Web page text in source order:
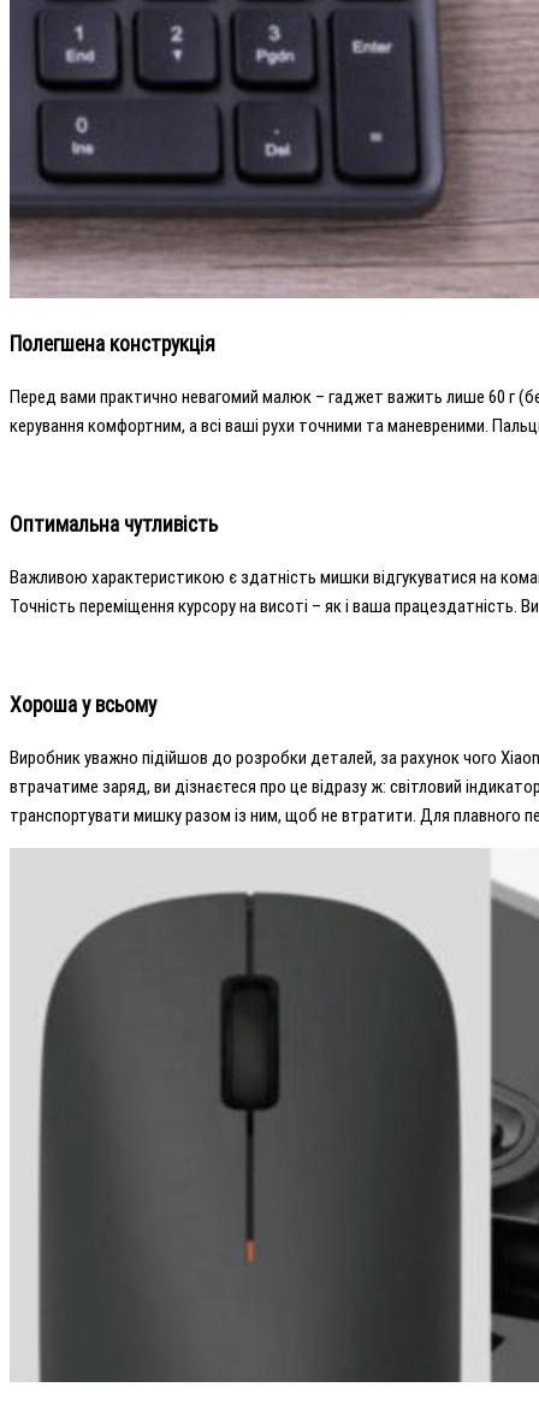
Полегшена конструкція
Перед вами практично невагомий малюк – гаджет важить лише 60 г
керування комфортним, а всі ваші рухи точними та маневреними.
Оптимальна чутливість
Важливою характеристикою є здатність мишки відгукуватися на
Точність переміщення курсору на висоті – як і ваша працездатність.
Хороша у всьому
Виробник уважно підійшов до розробки деталей, за рахунок чого
втрачатиме заряд, ви дізнаєтеся про це відразу ж: світловий
транспортувати мишку разом із ним, щоб не втратити. Для плавного